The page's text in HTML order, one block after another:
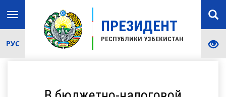
ПРЕЗИДЕНТ
РЕСПУБЛИКИ УЗБЕКИСТАН
Toggle
navigation
РУС